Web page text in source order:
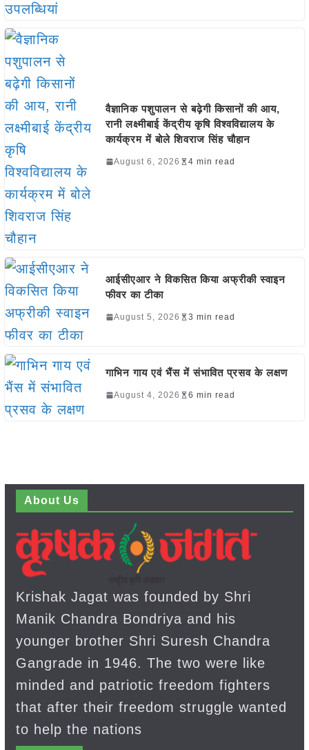
वैज्ञानिक पशुपालन से बढ़ेगी किसानों की आय,
रानी लक्ष्मीबाई केंद्रीय कृषि विश्वविद्यालय के
कार्यक्रम में बोले शिवराज सिंह चौहान
August 6, 2026 4 min read
आईसीएआर ने विकसित किया अफ्रीकी स्वाइन
फीवर का टीका
August 5, 2026 3 min read
गाभिन गाय एवं भैंस में संभावित प्रसव के लक्षण
August 4, 2026 6 min read
About Us
Krishak Jagat was founded by Shri
Manik Chandra Bondriya and his
younger brother Shri Suresh Chandra
Gangrade in 1946. The two were like
minded and patriotic freedom fighters
that after their freedom struggle wanted
to help the nations